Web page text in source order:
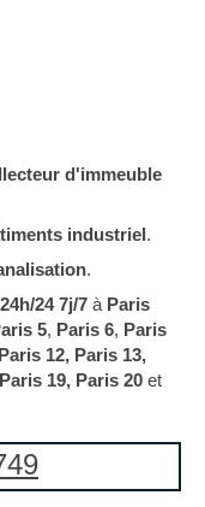
d'immeuble
industriel.
.
24 7j/7 à Paris
5, Paris 6, Paris
12, Paris 13,
19, Paris 20 et